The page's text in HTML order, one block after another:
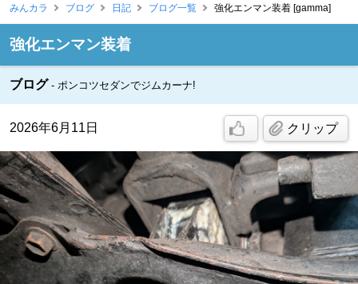
みんカラ ブログ 日記 ブログ一覧 強化エンマン装着 [gamma]
強化エンマン装着
ブログ ポンコツセダンでジムカーナ!
2026年6月11日 クリップ